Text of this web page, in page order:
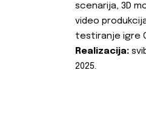
scenarija, 3D
video
testiranje igre
Realizacija:
2025.